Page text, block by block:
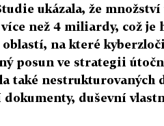
ukázala, že
než 4 miliardy, což je
na které
posun ve strategii
také nestrukturovaných
duševní